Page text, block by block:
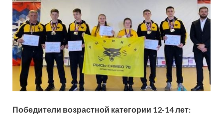
Победители возрастной категории 12-14 лет: